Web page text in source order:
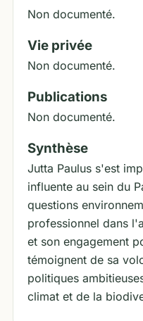
Non documenté.
Vie privée
Non documenté.
Publications
Non documenté.
Synthèse
Jutta Paulus s'est
influente au sein du
questions
professionnel dans
et son engagement
témoignent de sa
politiques
climat et de la